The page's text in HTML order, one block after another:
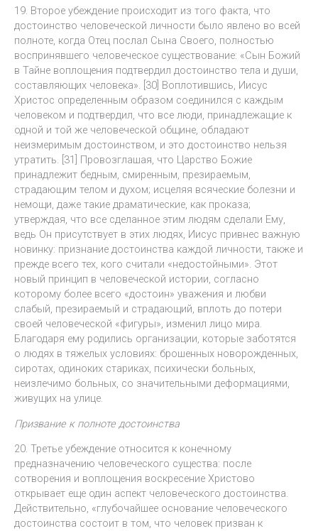
19. Второе убеждение происходит из того факта, что
достоинство человеческой личности было явлено во всей
полноте, когда Отец послал Сына Своего, полностью
воспринявшего человеческое существование: «Сын Божий
в Тайне воплощения подтвердил достоинство тела и души,
составляющих человека». [30] Воплотившись, Иисус
Христос определенным образом соединился с каждым
человеком и подтвердил, что все люди, принадлежащие к
одной и той же человеческой общине, обладают
неизмеримым достоинством, и это достоинство нельзя
утратить. [31] Провозглашая, что Царство Божие
принадлежит бедным, смиренным, презираемым,
страдающим телом и духом; исцеляя всяческие болезни и
немощи, даже такие драматические, как проказа;
утверждая, что все сделанное этим людям сделали Ему,
ведь Он присутствует в этих людях, Иисус привнес важную
новинку: признание достоинства каждой личности, также и
прежде всего тех, кого считали «недостойными». Этот
новый принцип в человеческой истории, согласно
которому более всего «достоин» уважения и любви
слабый, презираемый и страдающий, вплоть до потери
своей человеческой «фигуры», изменил лицо мира.
Благодаря ему родились организации, которые заботятся
о людях в тяжелых условиях: брошенных новорожденных,
сиротах, одиноких стариках, психически больных,
неизлечимо больных, со значительными деформациями,
живущих на улице.
Призвание к полноте достоинства
20. Третье убеждение относится к конечному
предназначению человеческого существа: после
сотворения и воплощения воскресение Христово
открывает еще один аспект человеческого достоинства.
Действительно, «глубочайшее основание человеческого
достоинства состоит в том, что человек призван к